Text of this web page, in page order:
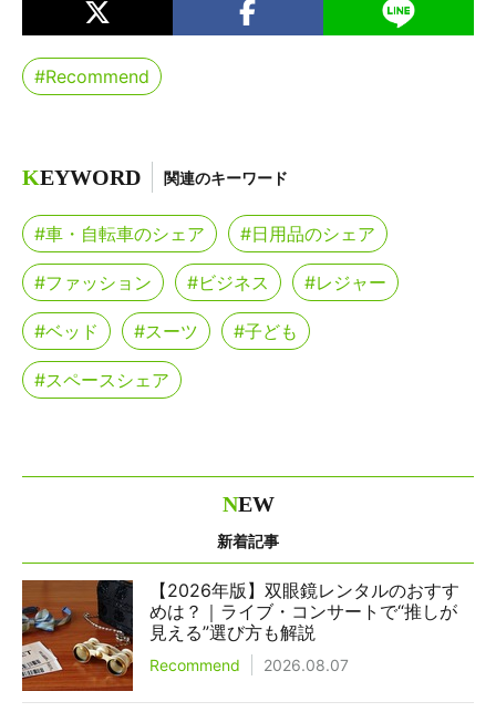
#Recommend
KEYWORD 関連のキーワード
#車・自転車のシェア #日用品のシェア
#ファッション #ビジネス #レジャー
#ベッド #スーツ #子ども
#スペースシェア
NEW
新着記事
【2026年版】双眼鏡レンタルのおすす
めは？｜ライブ・コンサートで“推しが
見える”選び方も解説
Recommend 2026.08.07